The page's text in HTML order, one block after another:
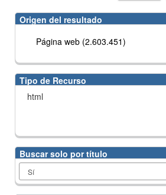
Origen del resultado
Página web (2.603.451)
Tipo de Recurso
html
Buscar solo por título